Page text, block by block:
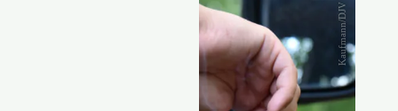
Kaufmann/DJV